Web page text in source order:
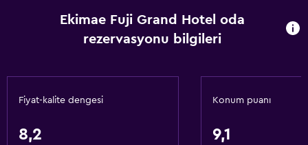
Ekimae Fuji Grand Hotel oda
rezervasyonu bilgileri
Fiyat-kalite dengesi
8,2
Konum puanı
9,1